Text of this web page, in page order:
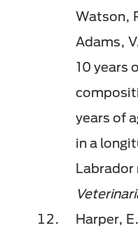
Watson,
Adams,
10 years
years of
in a
Labrador
Harper,